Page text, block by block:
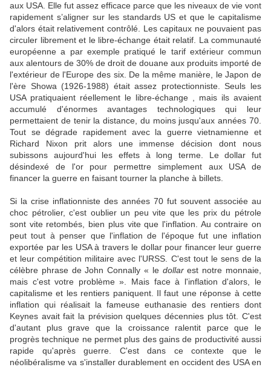
aux USA. Elle fut assez efficace parce que les niveaux de vie vont
rapidement s’aligner sur les standards US et que le capitalisme
d'alors était relativement contrôlé. Les capitaux ne pouvaient pas
circuler librement et le libre-échange était relatif. La communauté
européenne a par exemple pratiqué le tarif extérieur commun
aux alentours de 30% de droit de douane aux produits importé de
l'extérieur de l'Europe des six. De la même manière, le Japon de
l'ère Showa (1926-1988) était assez protectionniste. Seuls les
USA pratiquaient réellement le libre-échange , mais ils avaient
accumulé d'énormes avantages technologiques qui leur
permettaient de tenir la distance, du moins jusqu'aux années 70.
Tout se dégrade rapidement avec la guerre vietnamienne et
Richard Nixon prit alors une immense décision dont nous
subissons aujourd'hui les effets à long terme. Le dollar fut
désindexé de l'or pour permettre simplement aux USA de
financer la guerre en faisant tourner la planche à billets.
Si la crise inflationniste des années 70 fut souvent associée au
choc pétrolier, c'est oublier un peu vite que les prix du pétrole
sont vite retombés, bien plus vite que l'inflation. Au contraire on
peut tout à penser que l'inflation de l'époque fut une inflation
exportée par les USA à travers le dollar pour financer leur guerre
et leur compétition militaire avec l'URSS. C'est tout le sens de la
célèbre phrase de John Connally « le dollarest notre monnaie,
mais c'est votre problème ». Mais face à l'inflation d'alors, le
capitalisme et les rentiers paniquent. Il faut une réponse à cette
inflation qui réalisait la fameuse euthanasie des rentiers dont
Keynes avait fait la prévision quelques décennies plus tôt. C'est
d'autant plus grave que la croissance ralentit parce que le
progrès technique ne permet plus des gains de productivité aussi
rapide qu'après guerre. C'est dans ce contexte que le
néolibéralisme va s'installer durablement en occident des USA en